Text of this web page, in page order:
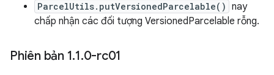
ParcelUtils.putVersionedParcelable() nay
chấp nhận các đối tượng VersionedParcelable rỗng.
Phiên bản 1.1.0-rc01